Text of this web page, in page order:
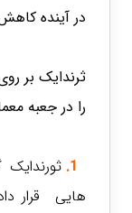
در آینده
ثرندایک بر
را در جعبه
1.
هایی قرار